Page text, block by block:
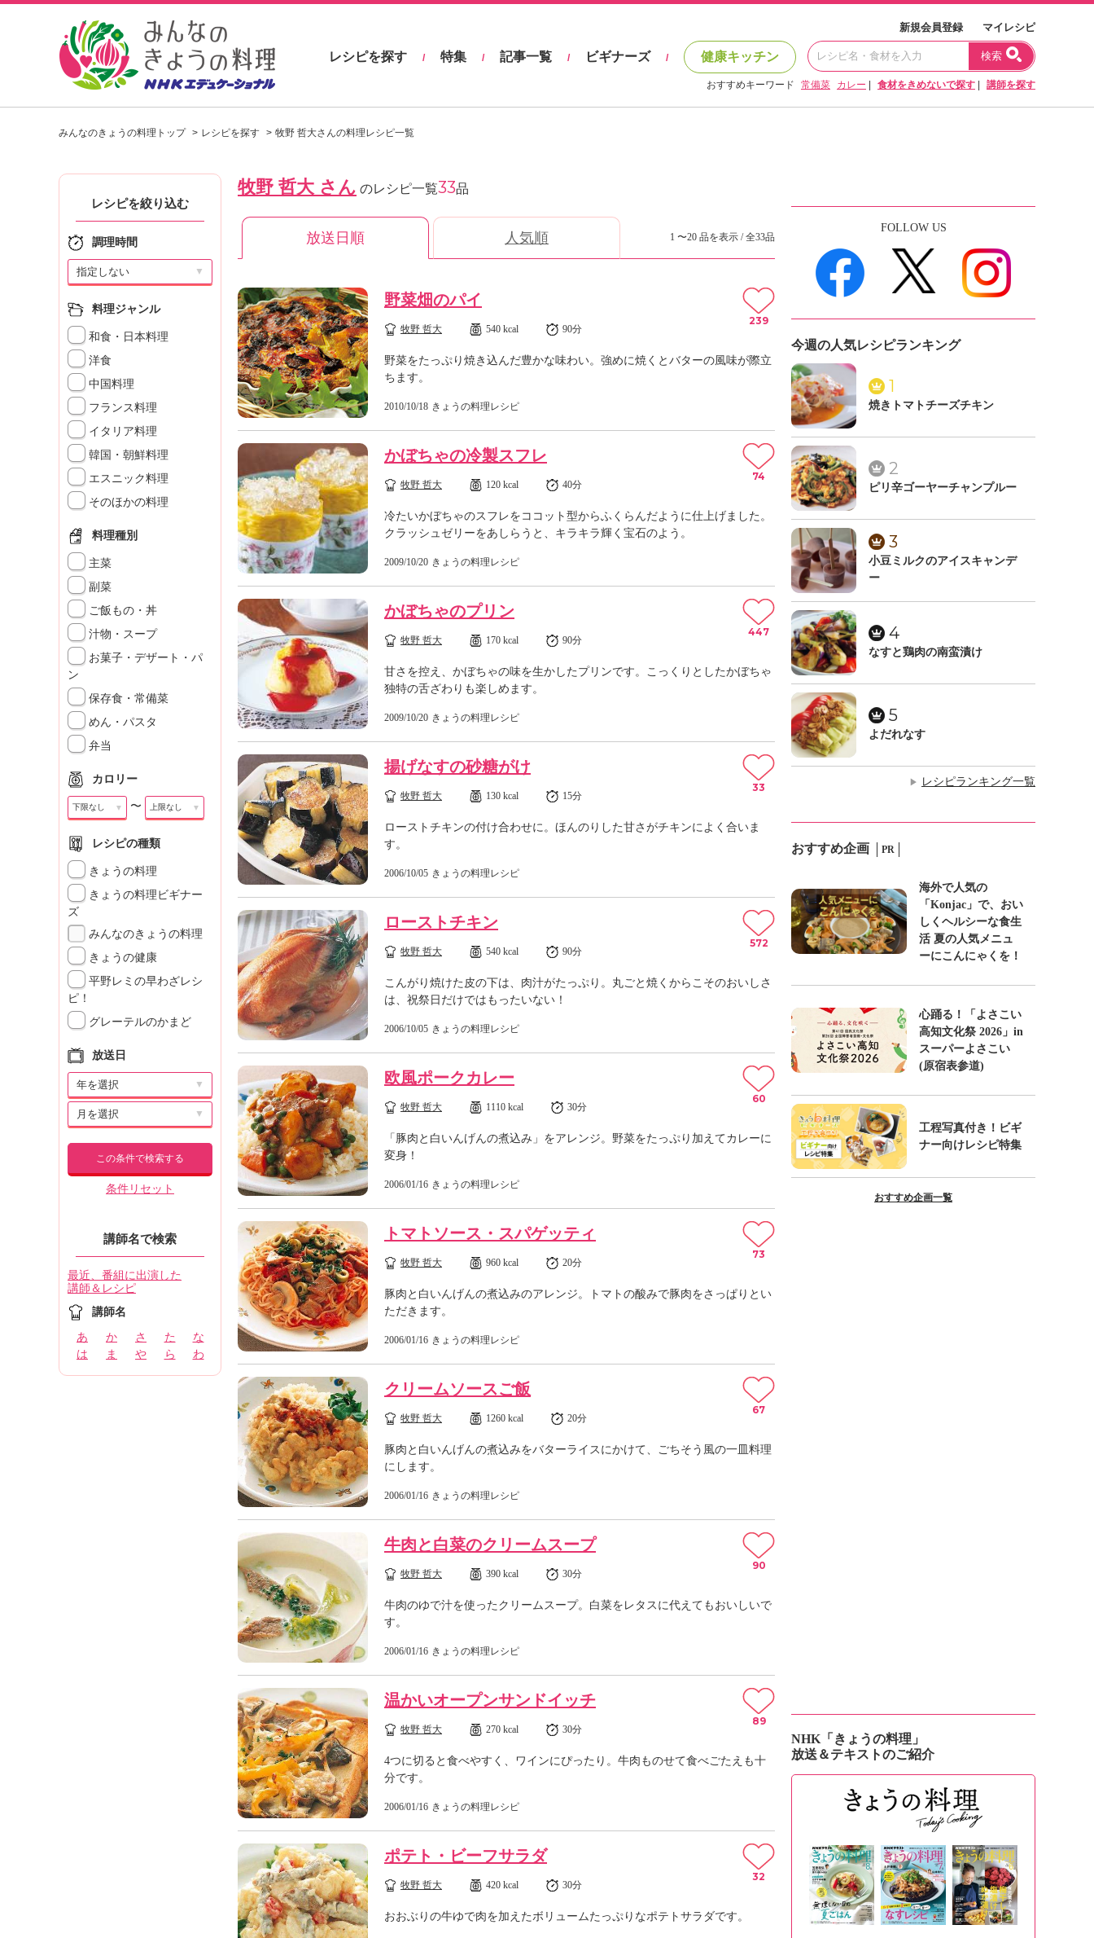
し
シ
を
よ
う
。
N
H
K
エ
デ
ケ
シ
ョ
ナ
ル
「
み
な
の
き
ょ
う
の
料
理
」
新規会員登録 マイレシピ
レシピを探す / 特集 / 記事一覧 / ビギナーズ / 健康キッチン 検索
おすすめキーワード 常備菜 カレー 食材をきめないで探す 講師を探す
みんなのきょうの料理トップ レシピを探す 牧野 哲大さんの料理レシピ一覧
レシピを絞り込む
調理時間
▼
料理ジャンル
和食・日本料理
洋食
中国料理
フランス料理
イタリア料理
韓国・朝鮮料理
エスニック料理
そのほかの料理
料理種別
主菜
副菜
ご飯もの・丼
汁物・スープ
お菓子・デザート・パ
ン
保存食・常備菜
めん・パスタ
弁当
カロリー
▼ 〜 ▼
レシピの種類
きょうの料理
きょうの料理ビギナー
ズ
みんなのきょうの料理
きょうの健康
平野レミの早わざレシ
ピ！
グレーテルのかまど
放送日
▼
▼
この条件で検索する
条件リセット
講師名で検索
最近、番組に出演した
講師＆レシピ
講師名
あ か さ た
な
は
ま や ら わ
牧野 哲大 さん のレシピ一覧33品
放送日順 人気順 1 〜20 品を表示 / 全33品
野菜畑のパイ
牧野 哲大 540 kcal 90分
野菜をたっぷり焼き込んだ豊かな味わい。強めに焼くとバターの風味が際立
ちます。
2010/10/18 きょうの料理レシピ
239
かぼちゃの冷製スフレ
牧野 哲大 120 kcal 40分
冷たいかぼちゃのスフレをココット型からふくらんだように仕上げました。
クラッシュゼリーをあしらうと、キラキラ輝く宝石のよう。
2009/10/20 きょうの料理レシピ
74
かぼちゃのプリン
牧野 哲大 170 kcal 90分
甘さを控え、かぼちゃの味を生かしたプリンです。こっくりとしたかぼちゃ
独特の舌ざわりも楽しめます。
2009/10/20 きょうの料理レシピ
447
揚げなすの砂糖がけ
牧野 哲大 130 kcal 15分
ローストチキンの付け合わせに。ほんのりした甘さがチキンによく合いま
す。
2006/10/05 きょうの料理レシピ
33
ローストチキン
牧野 哲大 540 kcal 90分
こんがり焼けた皮の下は、肉汁がたっぷり。丸ごと焼くからこそのおいしさ
は、祝祭日だけではもったいない！
2006/10/05 きょうの料理レシピ
572
欧風ポークカレー
牧野 哲大 1110 kcal 30分
「豚肉と白いんげんの煮込み」をアレンジ。野菜をたっぷり加えてカレーに
変身！
2006/01/16 きょうの料理レシピ
60
トマトソース・スパゲッティ
牧野 哲大 960 kcal 20分
豚肉と白いんげんの煮込みのアレンジ。トマトの酸みで豚肉をさっぱりとい
ただきます。
2006/01/16 きょうの料理レシピ
73
クリームソースご飯
牧野 哲大 1260 kcal 20分
豚肉と白いんげんの煮込みをバターライスにかけて、ごちそう風の一皿料理
にします。
2006/01/16 きょうの料理レシピ
67
牛肉と白菜のクリームスープ
牧野 哲大 390 kcal 30分
牛肉のゆで汁を使ったクリームスープ。白菜をレタスに代えてもおいしいで
す。
2006/01/16 きょうの料理レシピ
90
温かいオープンサンドイッチ
牧野 哲大 270 kcal 30分
4つに切ると食べやすく、ワインにぴったり。牛肉ものせて食べごたえも十
分です。
2006/01/16 きょうの料理レシピ
89
ポテト・ビーフサラダ
牧野 哲大 420 kcal 30分
おおぶりの牛ゆで肉を加えたボリュームたっぷりなポテトサラダです。
32
FOLLOW US
今週の人気レシピランキング
1
焼きトマトチーズチキン
2
ピリ辛ゴーヤーチャンプルー
3
小豆ミルクのアイスキャンデ
ー
4
なすと鶏肉の南蛮漬け
5
よだれなす
▶ レシピランキング一覧
おすすめ企画 PR
海外で人気の
「Konjac」で、おい
しくヘルシーな食生
活 夏の人気メニュ
ーにこんにゃくを！
心踊る！「よさこい
高知文化祭 2026」in
スーパーよさこい
(原宿表参道)
工程写真付き！ビギ
ナー向けレシピ特集
おすすめ企画一覧
NHK「きょうの料理」
放送＆テキストのご紹介